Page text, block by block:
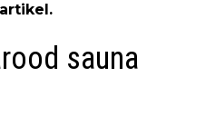
sauna